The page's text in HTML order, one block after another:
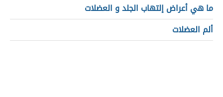
ما هي أعراض إلتهاب الجلد و العضلات
ألم العضلات